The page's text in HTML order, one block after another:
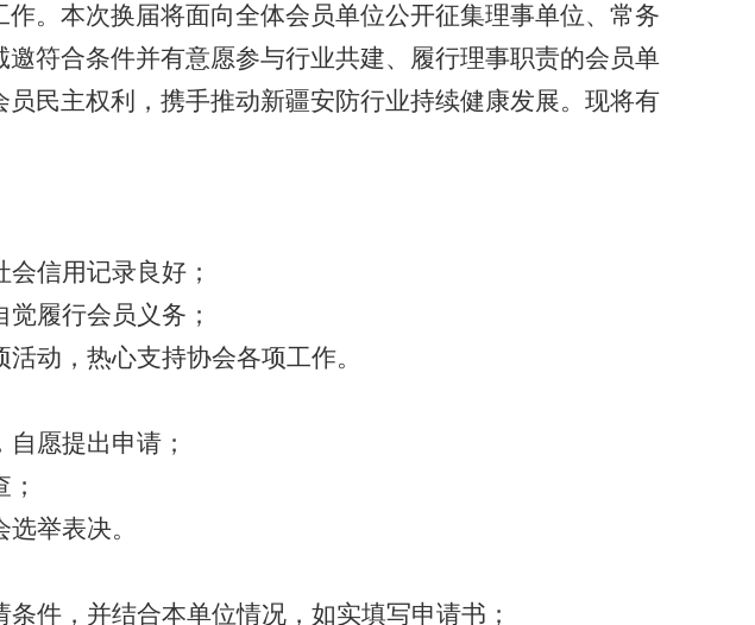
。本次换届将面向全体会员单位公开征集理事单位、常务
符合条件并有意愿参与行业共建、履行理事职责的会员单
民主权利，携手推动新疆安防行业持续健康发展。现将有
会信用记录良好；
觉履行会员义务；
动，热心支持协会各项工作。
自愿提出申请；
举表决。
件，并结合本单位情况，如实填写申请书；